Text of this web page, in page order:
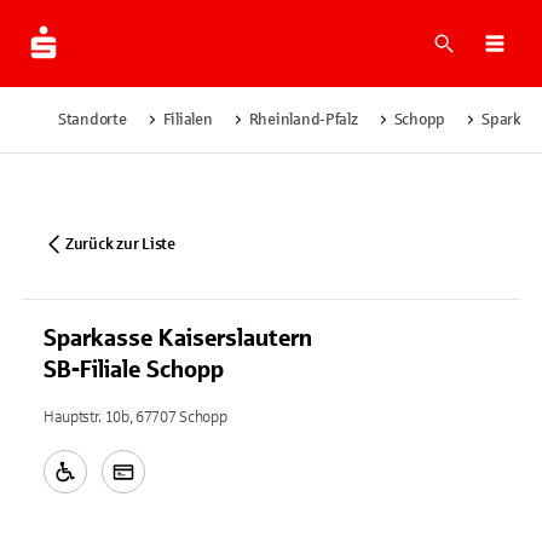
Suche
Standorte Filialen Rheinland-Pfalz Schopp
Zurück zur Liste
Sparkasse Kaiserslautern
SB-Filiale Schopp
Hauptstr. 10b, 67707 Schopp